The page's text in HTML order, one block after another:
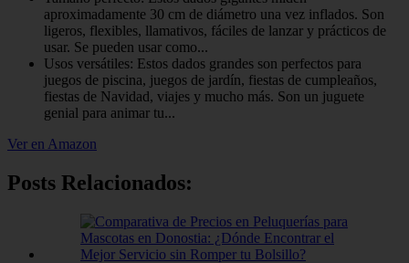
aproximadamente 30 cm de diámetro una vez inflados. Son
ligeros, flexibles, llamativos, fáciles de lanzar y prácticos de
usar. Se pueden usar como...
Usos versátiles: Estos dados grandes son perfectos para
juegos de piscina, juegos de jardín, fiestas de cumpleaños,
fiestas de Navidad, viajes y mucho más. Son un juguete
genial para animar tu...
Ver en Amazon
Posts Relacionados: